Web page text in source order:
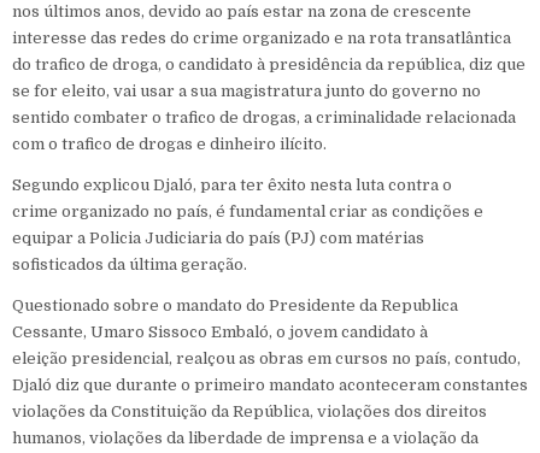
nos últimos anos, devido ao país estar na zona de crescente
interesse das redes do crime organizado e na rota transatlântica
do trafico de droga, o candidato à presidência da república, diz que
se for eleito, vai usar a sua magistratura junto do governo no
sentido combater o trafico de drogas, a criminalidade relacionada
com o trafico de drogas e dinheiro ilícito.
Segundo explicou Djaló, para ter êxito nesta luta contra o
crime organizado no país, é fundamental criar as condições e
equipar a Policia Judiciaria do país (PJ) com matérias
sofisticados da última geração.
Questionado sobre o mandato do Presidente da Republica
Cessante, Umaro Sissoco Embaló, o jovem candidato à
eleição presidencial, realçou as obras em cursos no país, contudo,
Djaló diz que durante o primeiro mandato aconteceram constantes
violações da Constituição da República, violações dos direitos
humanos, violações da liberdade de imprensa e a violação da